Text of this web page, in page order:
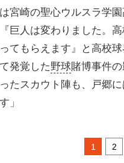
宮崎の聖心ウルスラ学
巨人は変わりました。
てもらえます』と高校
発覚した野球賭博事件
たスカウト陣も、戸郷
」
1 2